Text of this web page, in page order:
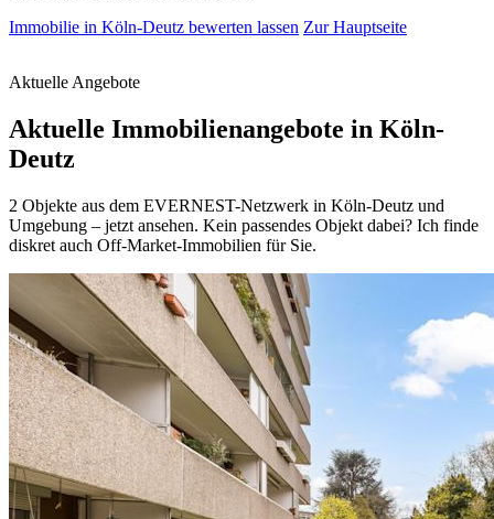
Immobilie in Köln-Deutz bewerten lassen Zur Hauptseite
Aktuelle Angebote
Aktuelle Immobilienangebote in Köln-
Deutz
2 Objekte aus dem EVERNEST-Netzwerk in Köln-Deutz und
Umgebung – jetzt ansehen. Kein passendes Objekt dabei? Ich finde
diskret auch Off-Market-Immobilien für Sie.